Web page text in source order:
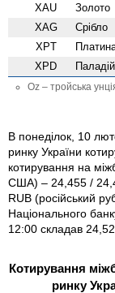
XAU
Золото
XAG Срібло
XPT
XPD Паладій
Oz – тройська
В понеділок, 10
ринку України
котирування на
США) – 24,455 /
RUB (російський
Національного
12:00 складав
Котирування
ринку